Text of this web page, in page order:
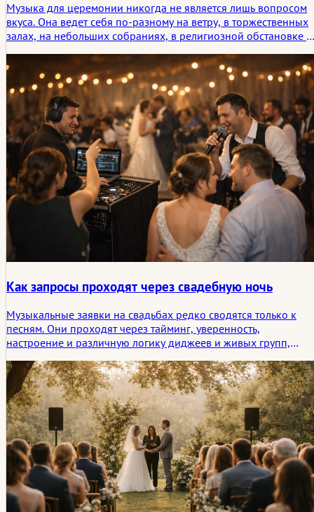
Музыка для церемонии никогда не является лишь вопросом
вкуса. Она ведет себя по-разному на ветру, в торжественных
залах, на небольших собраниях, в религиозной обстановке и
отчетливой. В этой статье рассматривается, как пространство
ситуация меняют эффект музыки для свадебной церемонии,
почему размещение имеет значение не меньше, чем сама
музыка.
Как запросы проходят через свадебную ночь
Музыкальные заявки на свадьбах редко сводятся только к
песням. Они проходят через тайминг, уверенность,
настроение и различную логику диджеев и живых групп,
плейлист.